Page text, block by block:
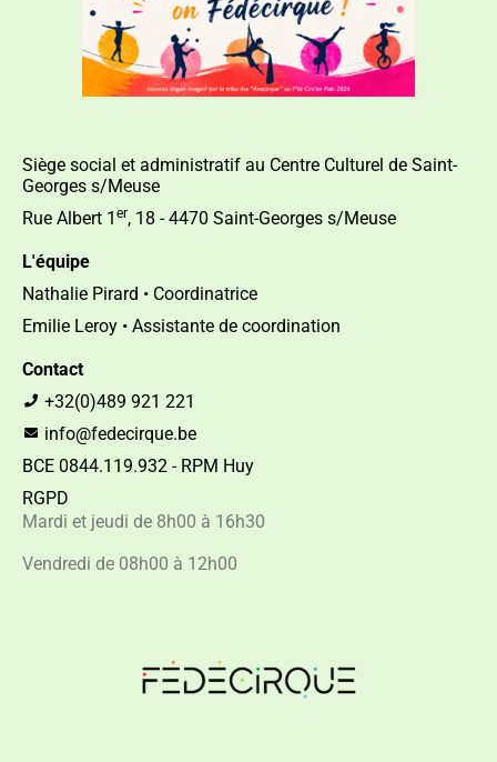
Siège social et administratif au Centre Culturel de Saint-
Georges s/Meuse
Rue Albert 1 er, 18 - 4470 Saint-Georges s/Meuse
L'équipe
Nathalie Pirard • Coordinatrice
Emilie Leroy • Assistante de coordination
Contact
+32(0)489 921 221
info@fedecirque.be
BCE 0844.119.932 - RPM Huy
RGPD
Mardi et jeudi de 8h00 à 16h30
Vendredi de 08h00 à 12h00